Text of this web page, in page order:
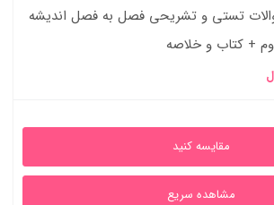
تستی و تشریحی فصل به فصل اندیشه
1,400,000ریال
مقایسه کنید
مشاهده سریع